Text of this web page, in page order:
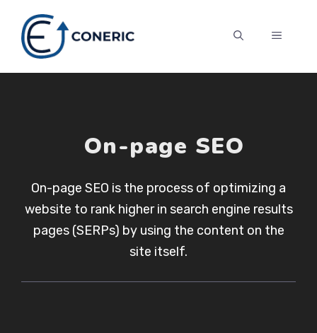
content
MENU
On-page SEO
On-page SEO is the process of optimizing a
website to rank higher in search engine results
pages (SERPs) by using the content on the
site itself.